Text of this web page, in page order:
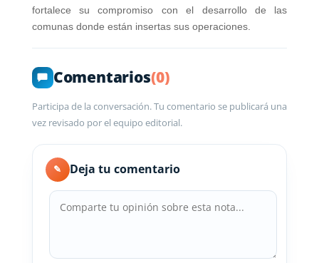
fortalece su compromiso con el desarrollo de las
comunas donde están insertas sus operaciones.
Comentarios(0)
Participa de la conversación. Tu comentario se publicará una
vez revisado por el equipo editorial.
✎ Deja tu comentario